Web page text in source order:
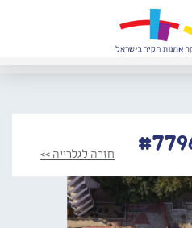
חזרה לגלרייה >>